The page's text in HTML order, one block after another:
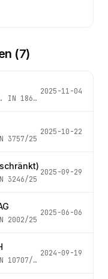
(7)
IN 186/24
2025-11-04
3757/25
2025-10-22
3246/25
2025-09-29
2002/25
2025-06-06
10707/24
2024-09-19